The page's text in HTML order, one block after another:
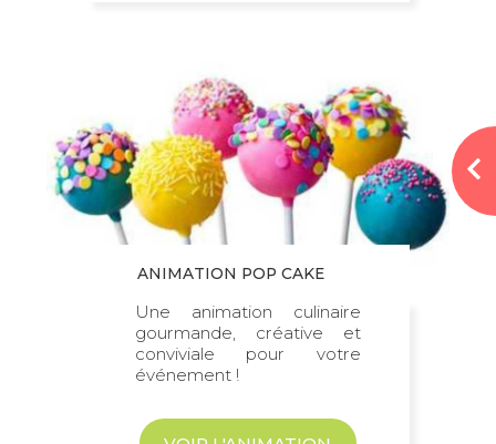
ANIMATION POP CAKE
Une animation culinaire
gourmande, créative et
conviviale pour votre
événement !